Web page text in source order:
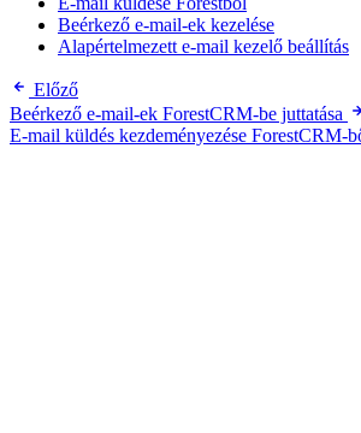
Beérkező e-mail-ek kezelése
Alapértelmezett e-mail kezelő beállítás
Előző
Beérkező e-mail-ek ForestCRM-be juttatása
E-mail küldés kezdeményezése ForestCRM-